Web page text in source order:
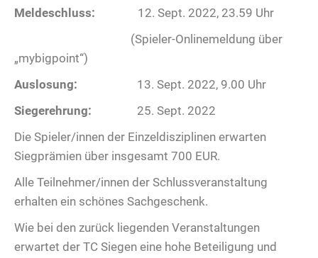
Meldeschluss: 12. Sept. 2022, 23.59 Uhr
(Spieler-Onlinemeldung über
„mybigpoint“)
Auslosung:
13. Sept. 2022, 9.00 Uhr
Siegerehrung:
25. Sept. 2022
Die Spieler/innen der Einzeldisziplinen erwarten
Siegprämien über insgesamt 700 EUR.
Alle Teilnehmer/innen der Schlussveranstaltung
erhalten ein schönes Sachgeschenk.
Wie bei den zurück liegenden Veranstaltungen
erwartet der TC Siegen eine hohe Beteiligung und